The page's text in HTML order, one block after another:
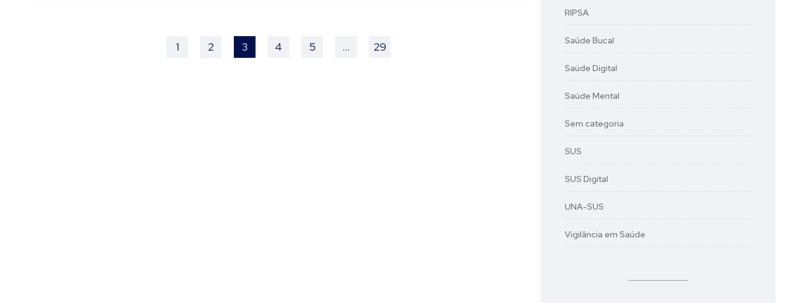
1 2 3 4 5 … 29
RIPSA
Saúde Bucal
Saúde Digital
Saúde Mental
Sem categoria
SUS
SUS Digital
UNA-SUS
Vigilância em Saúde